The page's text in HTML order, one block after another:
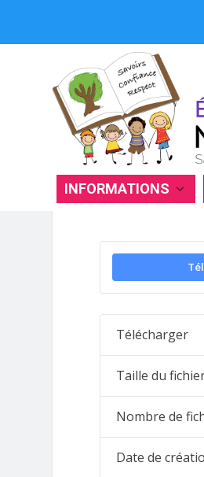
INFORMATIONS
JOURNAL DE
Télécharger
Taille du
Nombre de
Date de